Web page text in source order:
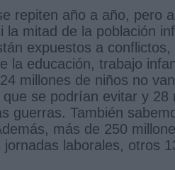
repiten año a año, pero
la mitad de la población
expuestos a
la educación, trabajo
millones de niños no
se podrían evitar y
guerras. También
más de 250
jornadas laborales, otros